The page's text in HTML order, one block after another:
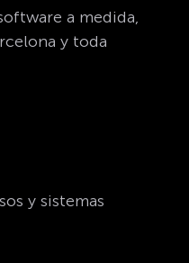
a medida,
y toda
y sistemas